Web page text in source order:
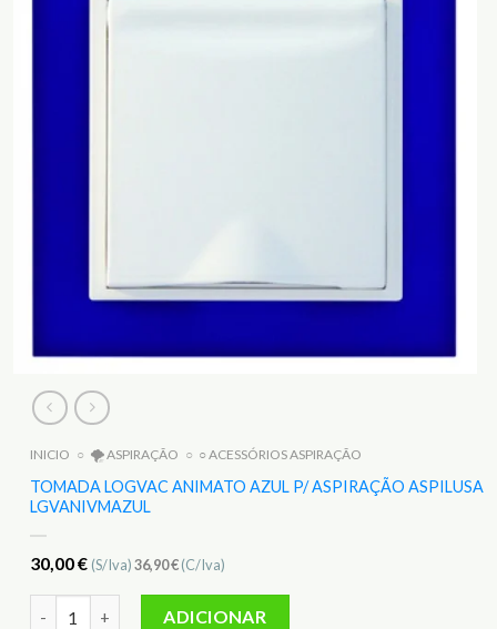
INICIO ○ 🌪️ ASPIRAÇÃO ○ ○ ACESSÓRIOS ASPIRAÇÃO
TOMADA LOGVAC ANIMATO AZUL P/ ASPIRAÇÃO ASPILUSA
LGVANIVMAZUL
30,00€ (S/Iva)36,90€(C/Iva)
ADICIONAR